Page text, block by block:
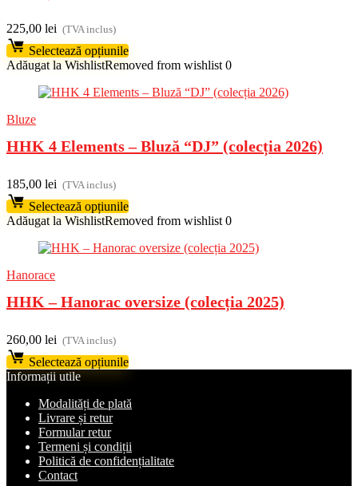
225,00 lei (TVA inclus)
Selectează opțiunile
Adăugat la WishlistRemoved from wishlist 0
Bluze
HHK 4 Elements – Bluză “DJ” (colecția 2026)
185,00 lei (TVA inclus)
Selectează opțiunile
Adăugat la WishlistRemoved from wishlist 0
Hanorace
HHK – Hanorac oversize (colecția 2025)
260,00 lei (TVA inclus)
Selectează opțiunile
Informații utile
Modalități de plată
Livrare și retur
Formular retur
Termeni și condiții
Politică de confidențialitate
Contact